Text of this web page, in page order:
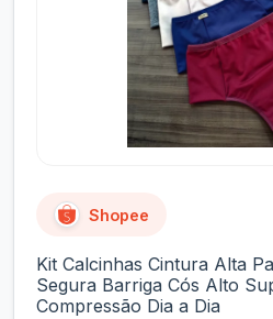
Shopee
Kit Calcinhas Cintura Alta
Segura Barriga Cós Alto
Compressão Dia a Dia